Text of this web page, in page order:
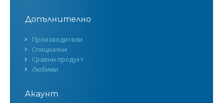
Допълнително
Производители
Специални
Сравни продукт
Любими
Акаунт